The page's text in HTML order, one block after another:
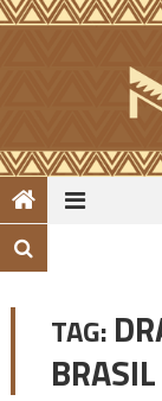
Skip
TAG:
BRASIL